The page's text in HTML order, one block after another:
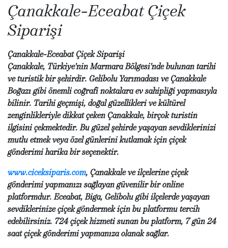
Çanakkale-Eceabat Çiçek
Siparişi
Çanakkale-Eceabat Çiçek Siparişi
Çanakkale, Türkiye'nin Marmara Bölgesi'nde bulunan tarihi
ve turistik bir şehirdir. Gelibolu Yarımadası ve Çanakkale
Boğazı gibi önemli coğrafi noktalara ev sahipliği yapmasıyla
bilinir. Tarihi geçmişi, doğal güzellikleri ve kültürel
zenginlikleriyle dikkat çeken Çanakkale, birçok turistin
ilgisini çekmektedir. Bu güzel şehirde yaşayan sevdiklerinizi
mutlu etmek veya özel günlerini kutlamak için çiçek
gönderimi harika bir seçenektir.
www.ciceksiparis.com, Çanakkale ve ilçelerine çiçek
gönderimi yapmanızı sağlayan güvenilir bir online
platformdur. Eceabat, Biga, Gelibolu gibi ilçelerde yaşayan
sevdiklerinize çiçek göndermek için bu platformu tercih
edebilirsiniz. 724 çiçek hizmeti sunan bu platform, 7 gün 24
saat çiçek gönderimi yapmanıza olanak sağlar.